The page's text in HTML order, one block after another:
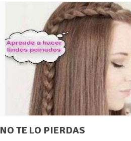
NO TE LO PIERDAS